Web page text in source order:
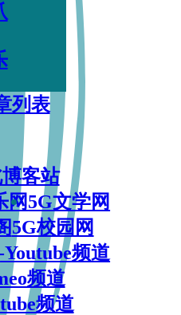
列表
客站
网5G文学网
5G校园网
Youtube频道
频道
频道